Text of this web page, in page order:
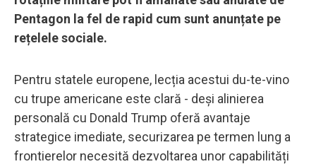
Pentagon la fel de rapid cum sunt anunțate pe
rețelele sociale.
Pentru statele europene, lecția acestui du-te-vino
cu trupe americane este clară - deși alinierea
personală cu Donald Trump oferă avantaje
strategice imediate, securizarea pe termen lung a
frontierelor necesită dezvoltarea unor capabilități